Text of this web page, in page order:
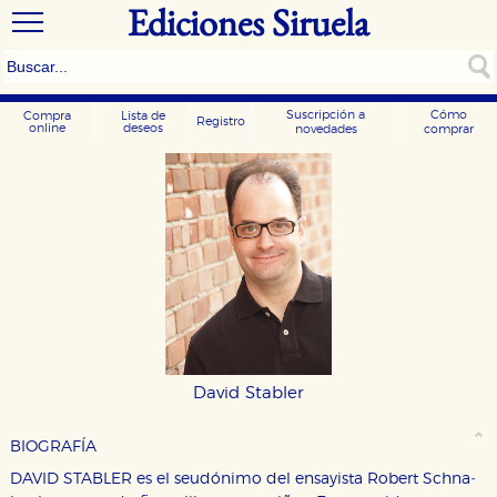
Ediciones Siruela
Compra
online
Lista de
deseos
Registro
Suscripción a
novedades
Cómo
comprar
David Stabler
BIOGRAFÍA
DAVID STABLER es el seudónimo del ensayista Robert Schna­